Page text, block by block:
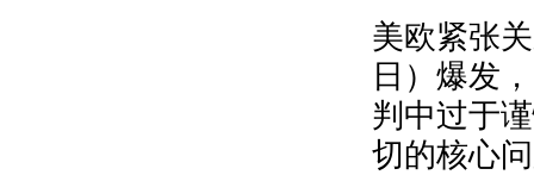
美欧紧张
日）爆发
判中过于
切的核心